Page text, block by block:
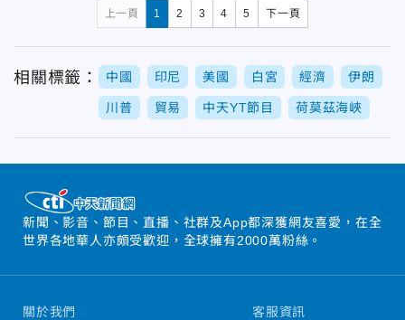
上一頁 1 2 3 4 5 下一頁
相關標籤： 中國 印尼 美國 白宮 經濟 伊朗
川普 貿易 中天YT節目 荷莫茲海峽
新聞、影音、節目、直播、社群及App都深獲網友喜愛，在全
世界各地華人亦頗受歡迎，全球擁有2000萬粉絲。
關於我們 客服資訊